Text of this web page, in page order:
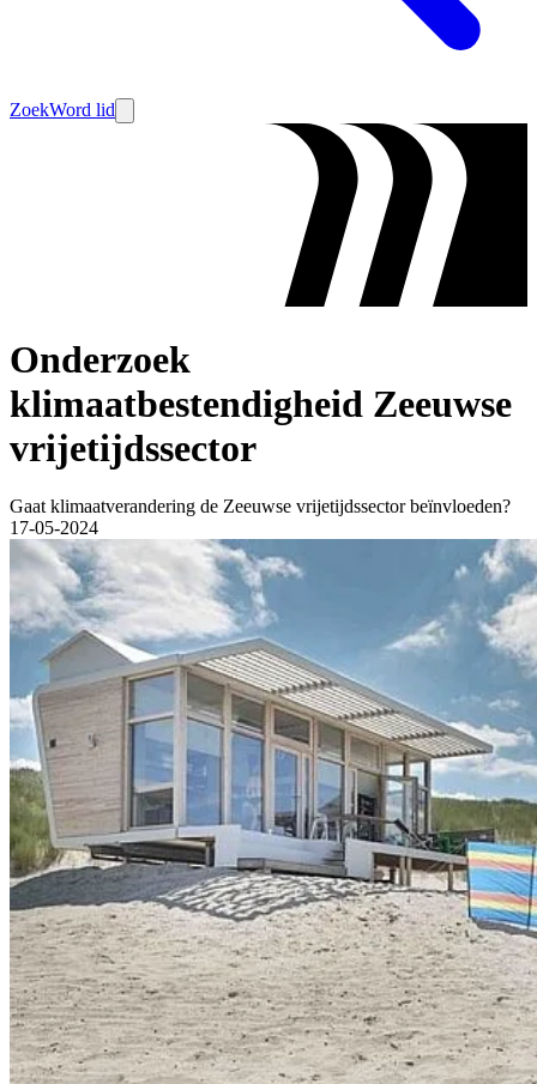
ZoekWord lid
Onderzoek
klimaatbestendigheid Zeeuwse
vrijetijdssector
Gaat klimaatverandering de Zeeuwse vrijetijdssector beïnvloeden?
17-05-2024